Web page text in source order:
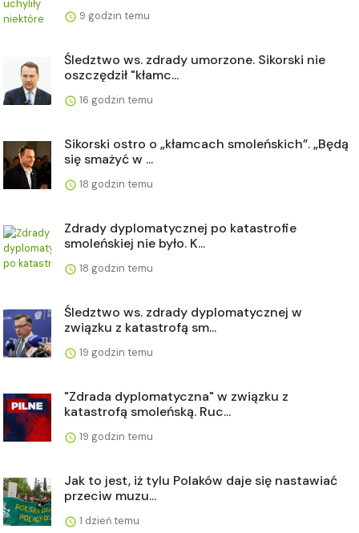
9 godzin temu
Śledztwo ws. zdrady umorzone. Sikorski nie
oszczędził "kłamc...
16 godzin temu
Sikorski ostro o „kłamcach smoleńskich”. „Będą
się smażyć w ...
18 godzin temu
Zdrady dyplomatycznej po katastrofie
smoleńskiej nie było. K...
18 godzin temu
Śledztwo ws. zdrady dyplomatycznej w
związku z katastrofą sm...
19 godzin temu
"Zdrada dyplomatyczna" w związku z
katastrofą smoleńską. Ruc...
19 godzin temu
Jak to jest, iż tylu Polaków daje się nastawiać
przeciw muzu...
1 dzień temu